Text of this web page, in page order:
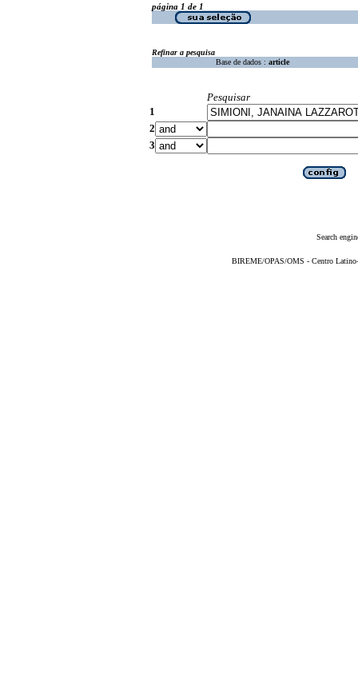
página 1 de 1
Refinar a pesquisa
Base de dados : article
Pesquisar
1
2
3
Search
BIREME/OPAS/OMS - Centro Latino-